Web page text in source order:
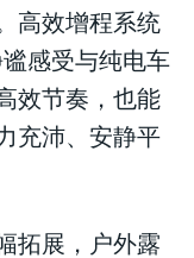
高效增程系统
感受与纯电车
效节奏，也能
充沛、安静平
拓展，户外露